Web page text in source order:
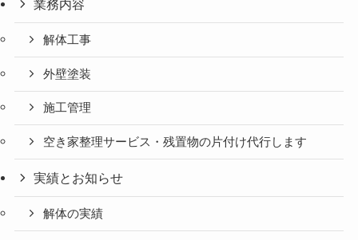
業務内容
解体工事
外壁塗装
施工管理
空き家整理サービス・残置物の片付け代行します
実績とお知らせ
解体の実績